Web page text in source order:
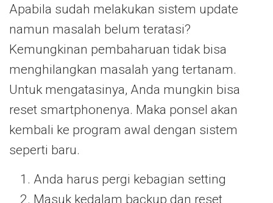
Apabila sudah melakukan sistem update
namun masalah belum teratasi?
Kemungkinan pembaharuan tidak bisa
menghilangkan masalah yang tertanam.
Untuk mengatasinya, Anda mungkin bisa
reset smartphonenya. Maka ponsel akan
kembali ke program awal dengan sistem
seperti baru.
Anda harus pergi kebagian setting
Masuk kedalam backup dan reset